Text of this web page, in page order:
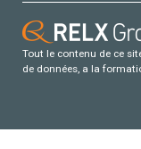
Tout le contenu de ce
de données, a la